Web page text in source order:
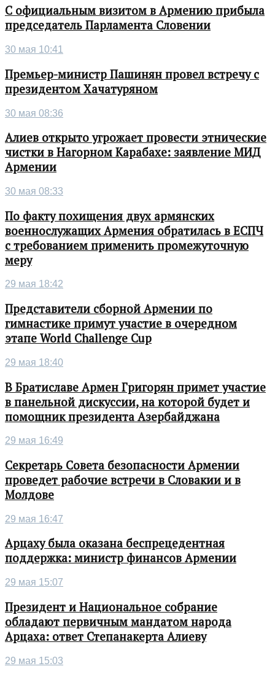
С официальным визитом в Армению прибыла
председатель Парламента Словении
30 мая 10:41
Премьер-министр Пашинян провел встречу с
президентом Хачатуряном
30 мая 08:36
Алиев открыто угрожает провести этнические
чистки в Нагорном Карабахе: заявление МИД
Армении
30 мая 08:33
По факту похищения двух армянских
военнослужащих Армения обратилась в ЕСПЧ
с требованием применить промежуточную
меру
29 мая 18:42
Представители сборной Армении по
гимнастике примут участие в очередном
этапе World Challenge Cup
29 мая 18:40
В Братиславе Армен Григорян примет участие
в панельной дискуссии, на которой будет и
помощник президента Азербайджана
29 мая 16:49
Секретарь Совета безопасности Армении
проведет рабочие встречи в Словакии и в
Молдове
29 мая 16:47
Арцаху была оказана беспрецедентная
поддержка: министр финансов Армении
29 мая 15:07
Президент и Национальное собрание
обладают первичным мандатом народа
Арцаха: ответ Степанакерта Алиеву
29 мая 15:03